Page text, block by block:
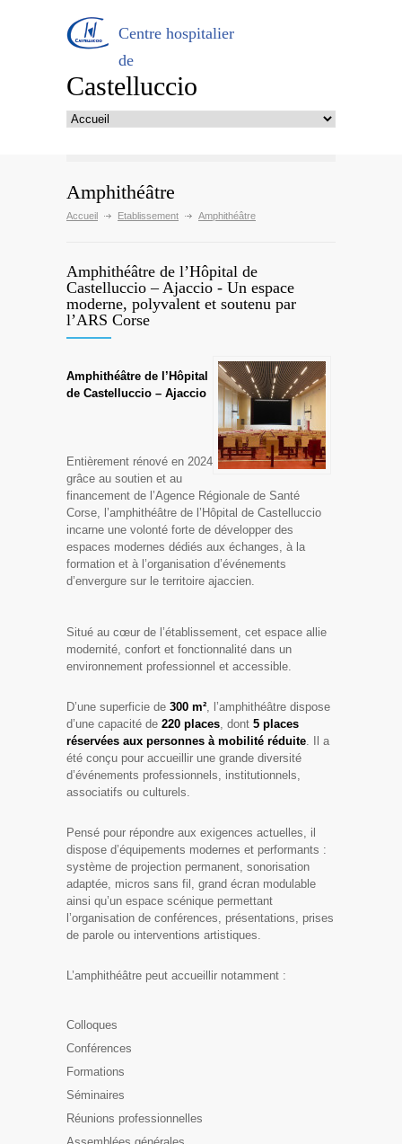
Centre hospitalier
de
Castelluccio
Amphithéâtre
Accueil Etablissement Amphithéâtre
Amphithéâtre de l’Hôpital de
Castelluccio – Ajaccio - Un espace
moderne, polyvalent et soutenu par
l’ARS Corse
Amphithéâtre de l’Hôpital
de Castelluccio – Ajaccio
Entièrement rénové en 2024
grâce au soutien et au
financement de l’Agence Régionale de Santé
Corse, l’amphithéâtre de l’Hôpital de Castelluccio
incarne une volonté forte de développer des
espaces modernes dédiés aux échanges, à la
formation et à l’organisation d’événements
d’envergure sur le territoire ajaccien.
Situé au cœur de l’établissement, cet espace allie
modernité, confort et fonctionnalité dans un
environnement professionnel et accessible.
D’une superficie de 300 m², l’amphithéâtre dispose
d’une capacité de 220 places, dont 5 places
réservées aux personnes à mobilité réduite. Il a
été conçu pour accueillir une grande diversité
d’événements professionnels, institutionnels,
associatifs ou culturels.
Pensé pour répondre aux exigences actuelles, il
dispose d’équipements modernes et performants :
système de projection permanent, sonorisation
adaptée, micros sans fil, grand écran modulable
ainsi qu’un espace scénique permettant
l’organisation de conférences, présentations, prises
de parole ou interventions artistiques.
L’amphithéâtre peut accueillir notamment :
Colloques
Conférences
Formations
Séminaires
Réunions professionnelles